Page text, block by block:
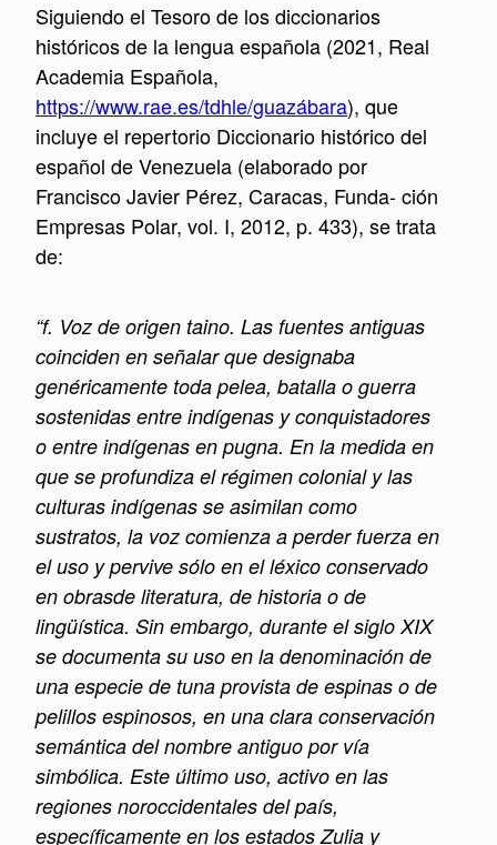
Siguiendo el Tesoro de los diccionarios
históricos de la lengua española (2021, Real
Academia Española,
https://www.rae.es/tdhle/guazábara), que
incluye el repertorio Diccionario histórico del
español de Venezuela (elaborado por
Francisco Javier Pérez, Caracas, Funda- ción
Empresas Polar, vol. I, 2012, p. 433), se trata
de:
“f. Voz de origen taino. Las fuentes antiguas
coinciden en señalar que designaba
genéricamente toda pelea, batalla o guerra
sostenidas entre indígenas y conquistadores
o entre indígenas en pugna. En la medida en
que se profundiza el régimen colonial y las
culturas indígenas se asimilan como
sustratos, la voz comienza a perder fuerza en
el uso y pervive sólo en el léxico conservado
en obrasde literatura, de historia o de
lingüística. Sin embargo, durante el siglo XIX
se documenta su uso en la denominación de
una especie de tuna provista de espinas o de
pelillos espinosos, en una clara conservación
semántica del nombre antiguo por vía
simbólica. Este último uso, activo en las
regiones noroccidentales del país,
específicamente en los estados Zulia y